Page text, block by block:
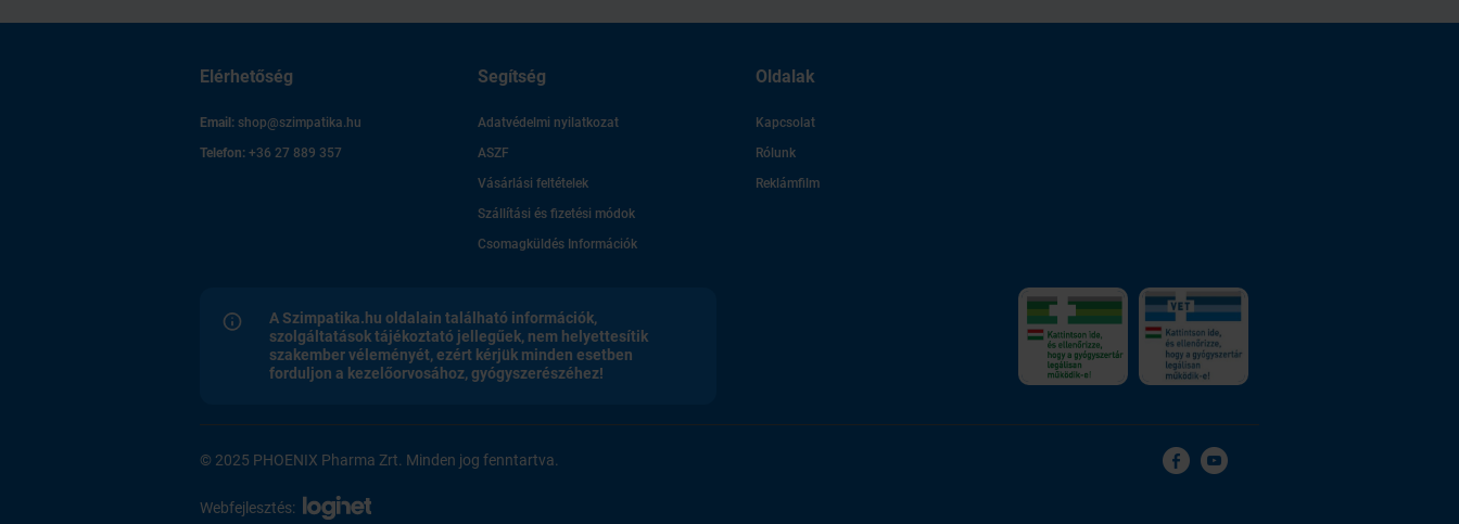
Elérhetőség
Email: shop@szimpatika.hu
Telefon: +36 27 889 357
Segítség
Adatvédelmi nyilatkozat
ASZF
Vásárlási feltételek
Szállítási és fizetési módok
Csomagküldés Információk
Oldalak
Kapcsolat
Rólunk
Reklámfilm
A Szimpatika.hu oldalain található információk,
szolgáltatások tájékoztató jellegűek, nem helyettesítik
szakember véleményét, ezért kérjük minden esetben
forduljon a kezelőorvosához, gyógyszerészéhez!
© 2025 PHOENIX Pharma Zrt. Minden jog fenntartva.
Webfejlesztés: